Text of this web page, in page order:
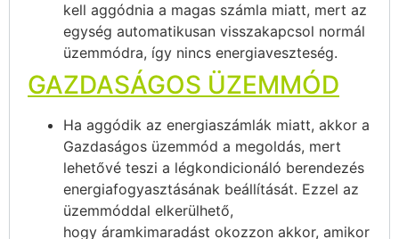
kell aggódnia a magas számla miatt, mert az
egység automatikusan visszakapcsol normál
üzemmódra, így nincs energiaveszteség.
GAZDASÁGOS ÜZEMMÓD
Ha aggódik az energiaszámlák miatt, akkor a
Gazdaságos üzemmód a megoldás, mert
lehetővé teszi a légkondicionáló berendezés
energiafogyasztásának beállítását. Ezzel az
üzemmóddal elkerülhető,
hogy áramkimaradást okozzon akkor, amikor